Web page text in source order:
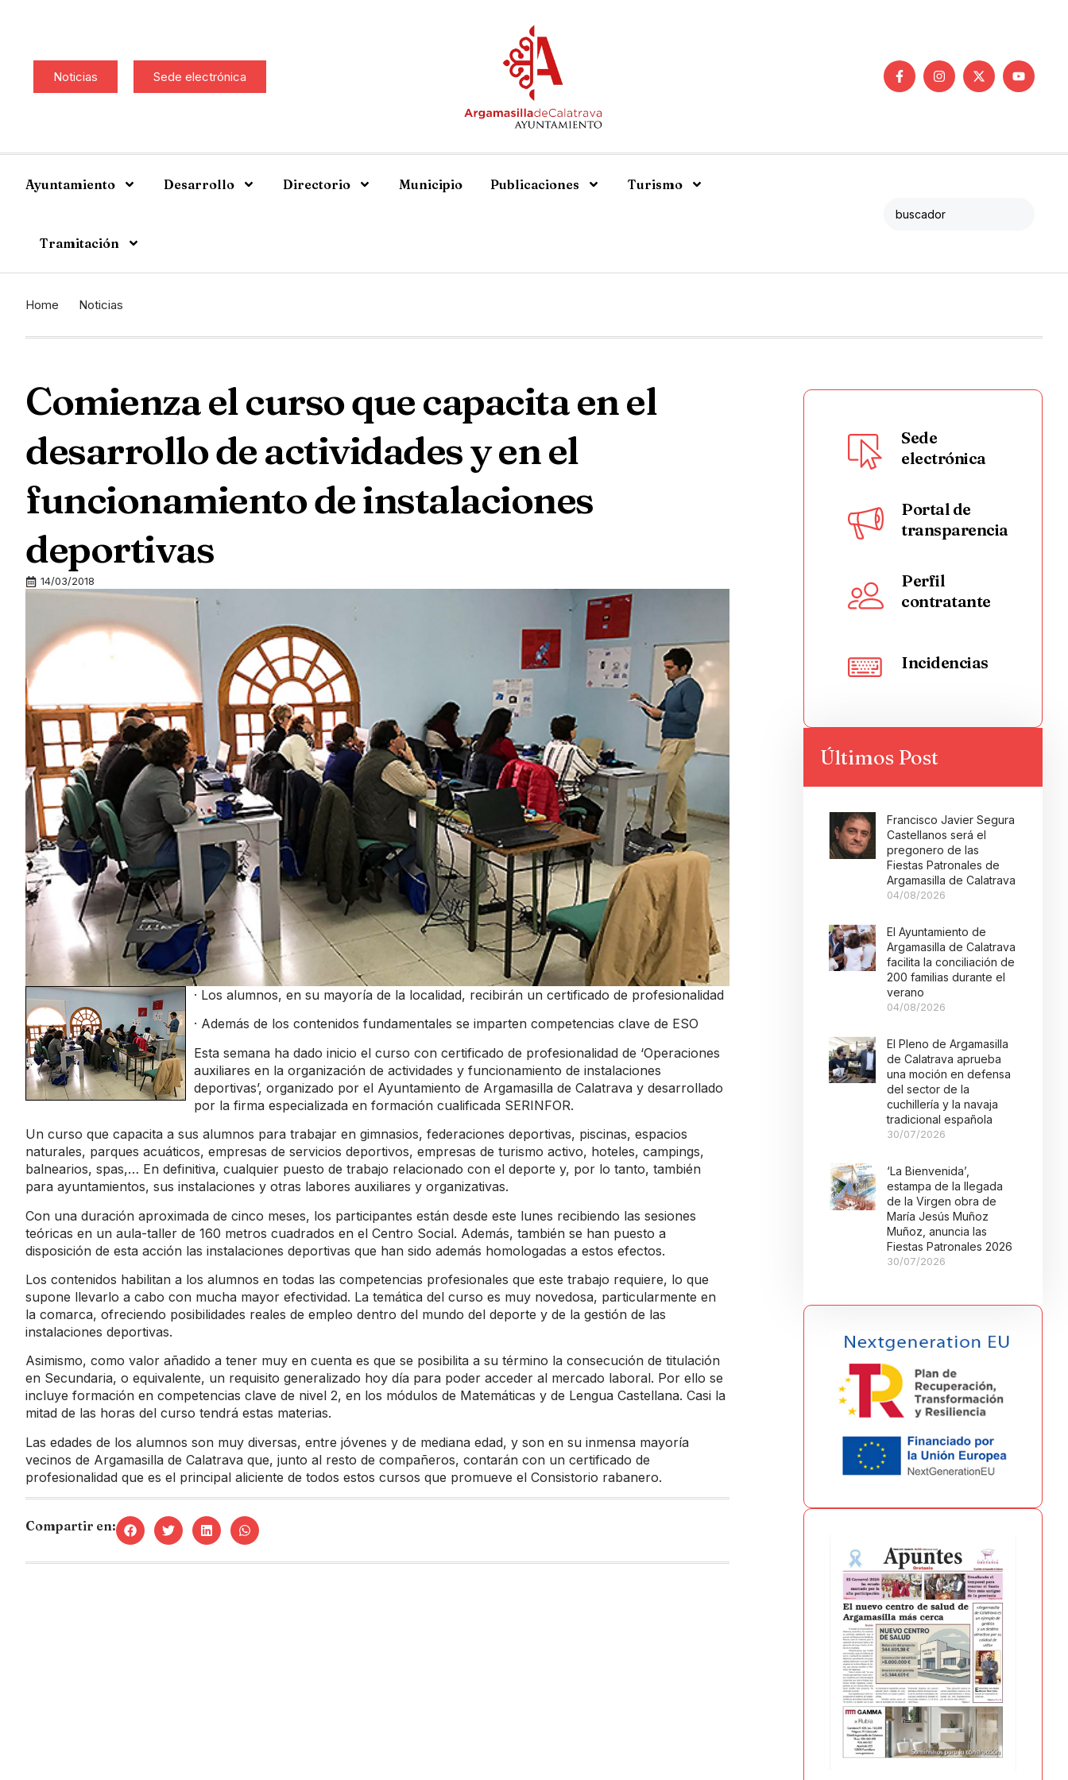
Noticias Sede electrónica
Ayuntamiento Desarrollo Directorio Municipio Publicaciones Turismo
Tramitación
Home Noticias
Comienza el curso que capacita en el
desarrollo de actividades y en el
funcionamiento de instalaciones
deportivas
14/03/2018
· Los alumnos, en su mayoría de la localidad, recibirán un certificado de profesionalidad
· Además de los contenidos fundamentales se imparten competencias clave de ESO
Esta semana ha dado inicio el curso con certificado de profesionalidad de ‘Operaciones
auxiliares en la organización de actividades y funcionamiento de instalaciones
deportivas’, organizado por el Ayuntamiento de Argamasilla de Calatrava y desarrollado
por la firma especializada en formación cualificada SERINFOR.
Un curso que capacita a sus alumnos para trabajar en gimnasios, federaciones deportivas, piscinas, espacios
naturales, parques acuáticos, empresas de servicios deportivos, empresas de turismo activo, hoteles, campings,
balnearios, spas,… En definitiva, cualquier puesto de trabajo relacionado con el deporte y, por lo tanto, también
para ayuntamientos, sus instalaciones y otras labores auxiliares y organizativas.
Con una duración aproximada de cinco meses, los participantes están desde este lunes recibiendo las sesiones
teóricas en un aula-taller de 160 metros cuadrados en el Centro Social. Además, también se han puesto a
disposición de esta acción las instalaciones deportivas que han sido además homologadas a estos efectos.
Los contenidos habilitan a los alumnos en todas las competencias profesionales que este trabajo requiere, lo que
supone llevarlo a cabo con mucha mayor efectividad. La temática del curso es muy novedosa, particularmente en
la comarca, ofreciendo posibilidades reales de empleo dentro del mundo del deporte y de la gestión de las
instalaciones deportivas.
Asimismo, como valor añadido a tener muy en cuenta es que se posibilita a su término la consecución de titulación
en Secundaria, o equivalente, un requisito generalizado hoy día para poder acceder al mercado laboral. Por ello se
incluye formación en competencias clave de nivel 2, en los módulos de Matemáticas y de Lengua Castellana. Casi la
mitad de las horas del curso tendrá estas materias.
Las edades de los alumnos son muy diversas, entre jóvenes y de mediana edad, y son en su inmensa mayoría
vecinos de Argamasilla de Calatrava que, junto al resto de compañeros, contarán con un certificado de
profesionalidad que es el principal aliciente de todos estos cursos que promueve el Consistorio rabanero.
Compartir en:
Sede
electrónica
Portal de
transparencia
Perfil
contratante
Incidencias
Últimos Post
Francisco Javier Segura
Castellanos será el
pregonero de las
Fiestas Patronales de
Argamasilla de Calatrava
04/08/2026
El Ayuntamiento de
Argamasilla de Calatrava
facilita la conciliación de
200 familias durante el
verano
04/08/2026
El Pleno de Argamasilla
de Calatrava aprueba
una moción en defensa
del sector de la
cuchillería y la navaja
tradicional española
30/07/2026
‘La Bienvenida’,
estampa de la llegada
de la Virgen obra de
María Jesús Muñoz
Muñoz, anuncia las
Fiestas Patronales 2026
30/07/2026